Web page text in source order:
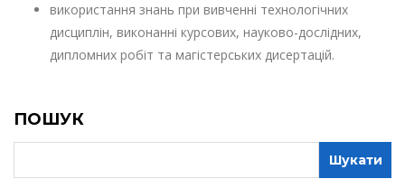
використання знань при вивченні технологічних
дисциплін, виконанні курсових, науково-дослідних,
дипломних робіт та магістерських дисертацій.
ПОШУК